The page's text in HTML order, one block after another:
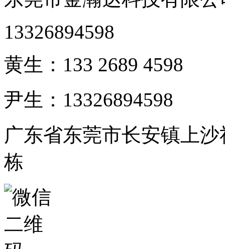
13326894598
黄生：133 2689 4598
尹生：13326894598
广东省东莞市长安镇上
栋